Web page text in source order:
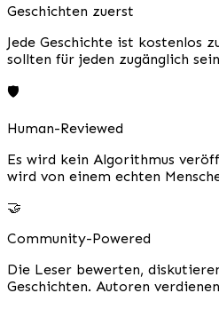
Geschichten zuerst
Jede Geschichte ist kostenlos
sollten für jeden zugänglich
🛡️
Human-Reviewed
Es wird kein Algorithmus
wird von einem echten
🤝
Community-Powered
Die Leser bewerten,
Geschichten. Autoren